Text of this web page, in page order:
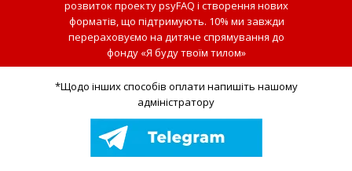
розвиток проекту psyFAQ і створення нових
форматів, що підтримують. 10% ми завжди
перераховуємо на дитяче спрямування до
фонду «Я буду твоїм тилом»
*Щодо інших способів оплати напишіть нашому
адміністратору